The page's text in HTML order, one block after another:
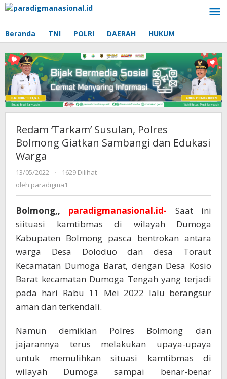
Lewati
Beranda TNI POLRI DAERAH HUKUM
Redam ‘Tarkam’ Susulan, Polres
Bolmong Giatkan Sambangi dan Edukasi
Warga
13/05/2022
oleh
paradigma1
-
1629 Dilihat
oleh paradigma1
Bolmong,, paradigmanasional.id- Saat ini
siituasi kamtibmas di wilayah Dumoga
Kabupaten Bolmong pasca bentrokan antara
warga Desa Doloduo dan desa Toraut
Kecamatan Dumoga Barat, dengan Desa Kosio
Barat kecamatan Dumoga Tengah yang terjadi
pada hari Rabu 11 Mei 2022 lalu berangsur
aman dan terkendali.
Namun demikian Polres Bolmong dan
jajarannya terus melakukan upaya-upaya
untuk memulihkan situasi kamtibmas di
wilayah Dumoga sampai benar-benar